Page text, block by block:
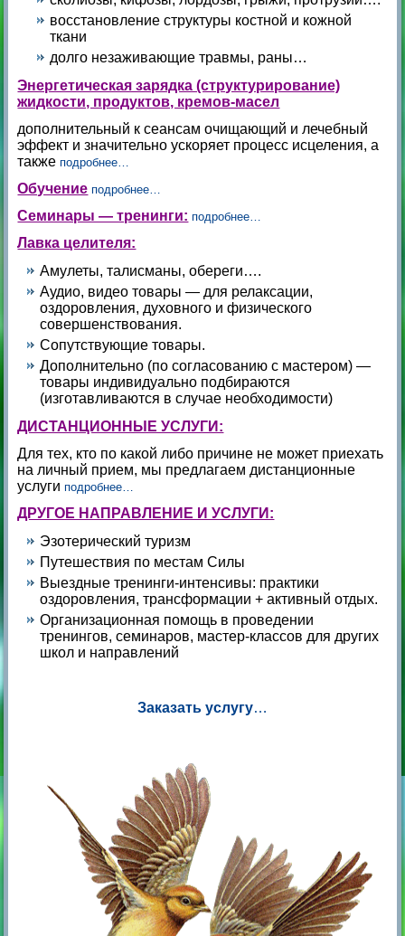
восстановление структуры костной и кожной
ткани
долго незаживающие травмы, раны…
Энергетическая зарядка (структурирование)
жидкости, продуктов, кремов-масел
дополнительный к сеансам очищающий и лечебный
эффект и значительно ускоряет процесс исцеления, а
такжеподробнее…
Обучение подробнее…
Семинары — тренинги: подробнее…
Лавка целителя:
Амулеты, талисманы, обереги….
Аудио, видео товары — для релаксации,
оздоровления, духовного и физического
совершенствования.
Сопутствующие товары.
Дополнительно (по согласованию с мастером) —
товары индивидуально подбираются
(изготавливаются в случае необходимости)
ДИСТАНЦИОННЫЕ УСЛУГИ:
Для тех, кто по какой либо причине не может приехать
на личный прием, мы предлагаем дистанционные
услугиподробнее…
ДРУГОЕ НАПРАВЛЕНИЕ И УСЛУГИ:
Эзотерический туризм
Путешествия по местам Силы
Выездные тренинги-интенсивы: практики
оздоровления, трансформации + активный отдых.
Организационная помощь в проведении
тренингов, семинаров, мастер-классов для других
школ и направлений
Заказать услугу…